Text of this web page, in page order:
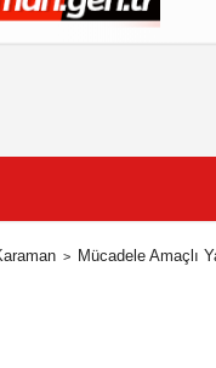
Çerez Politikası
Mücadele Amaçlı